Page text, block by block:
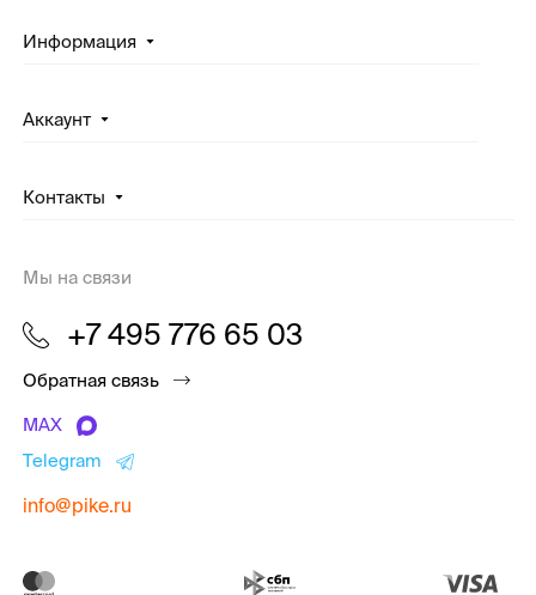
Информация
Аккаунт
Контакты
Мы на связи
+7 495 776 65 03
Обратная связь
MAX
Telegram
info@pike.ru